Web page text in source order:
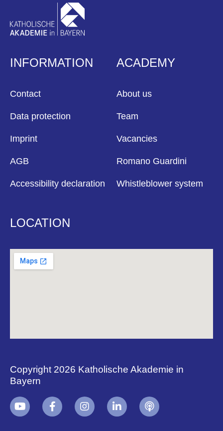
INFORMATION
Contact
Data protection
Imprint
AGB
Accessibility declaration
ACADEMY
About us
Team
Vacancies
Romano Guardini
Whistleblower system
LOCATION
Copyright 2026 Katholische Akademie in
Bayern